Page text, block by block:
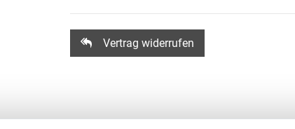
Vertrag widerrufen